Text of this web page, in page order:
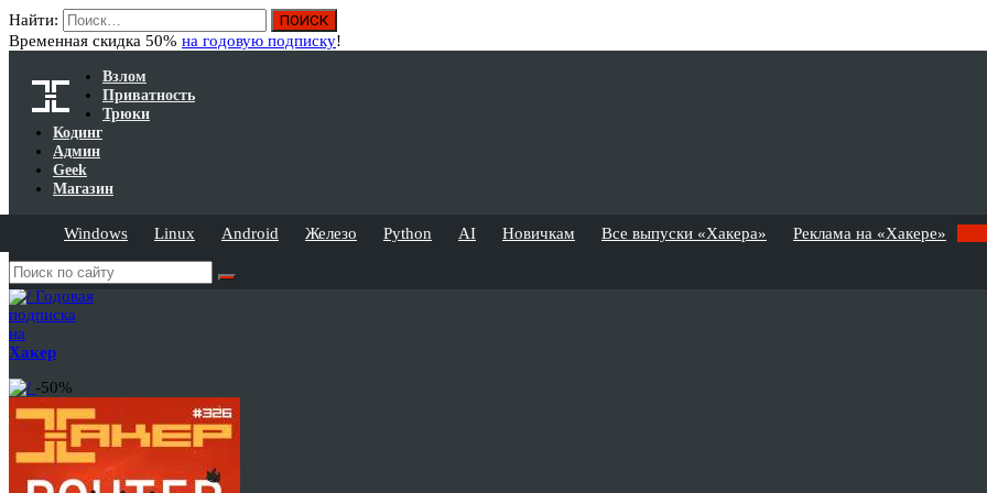
Найти:
Временная скидка 50% на годовую подписку!
Взлом
Приватность
Трюки
Кодинг
Админ
Geek
Магазин
Windows Linux Android Железо Python AI Новичкам Все выпуски «Хакера» Реклама на «Хакере»
Годовая
подписка
на
Хакер
-50%